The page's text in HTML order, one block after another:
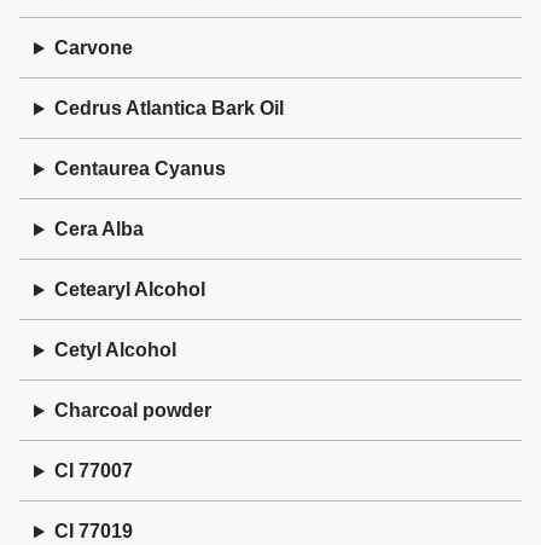
Carvone
Cedrus Atlantica Bark Oil
Centaurea Cyanus
Cera Alba
Cetearyl Alcohol
Cetyl Alcohol
Charcoal powder
CI 77007
CI 77019